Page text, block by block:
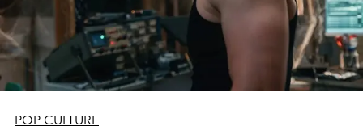
POP CULTURE